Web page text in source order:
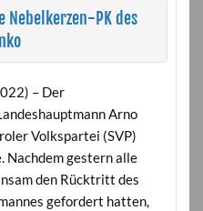
Nebelkerzen-PK des
– Der
Arno
Volkspartei (SVP)
Nachdem gestern alle
den Rücktritt des
gefordert hatten,